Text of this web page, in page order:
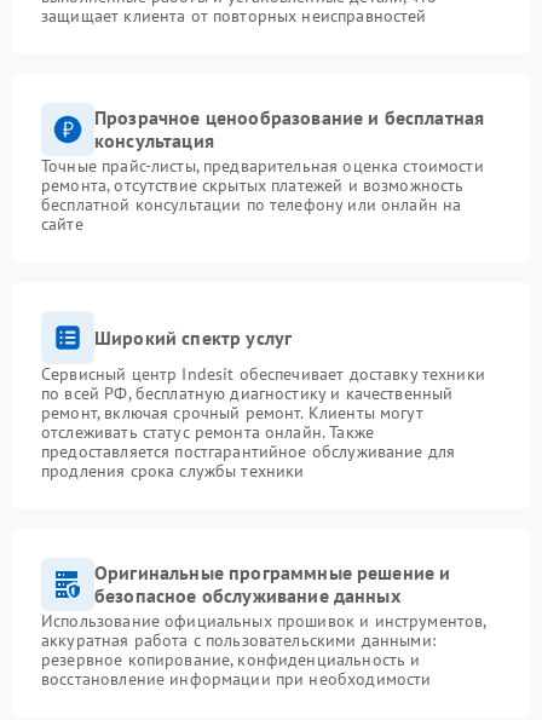
защищает клиента от повторных неисправностей
Прозрачное ценообразование и бесплатная
консультация
Точные прайс-листы, предварительная оценка стоимости
ремонта, отсутствие скрытых платежей и возможность
бесплатной консультации по телефону или онлайн на
сайте
Широкий спектр услуг
Сервисный центр Indesit обеспечивает доставку техники
по всей РФ, бесплатную диагностику и качественный
ремонт, включая срочный ремонт. Клиенты могут
отслеживать статус ремонта онлайн. Также
предоставляется постгарантийное обслуживание для
продления срока службы техники
Оригинальные программные решение и
безопасное обслуживание данных
Использование официальных прошивок и инструментов,
аккуратная работа с пользовательскими данными:
резервное копирование, конфиденциальность и
восстановление информации при необходимости